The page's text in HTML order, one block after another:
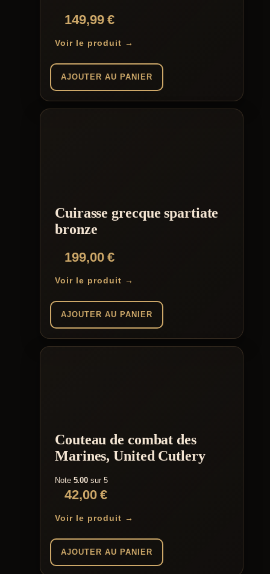
149,99€
Voir le produit →
AJOUTER AU PANIER
Cuirasse grecque spartiate
bronze
199,00€
Voir le produit →
AJOUTER AU PANIER
Couteau de combat des
Marines, United Cutlery
Note 5.00 sur 5
42,00€
Voir le produit →
AJOUTER AU PANIER